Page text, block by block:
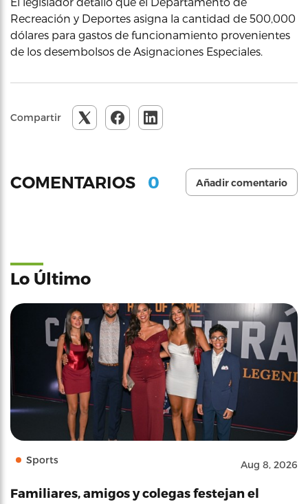
Recreación y Deportes asigna la cantidad de 500,000
dólares para gastos de funcionamiento provenientes
de los desembolsos de Asignaciones Especiales.
Compartir
COMENTARIOS 0 Añadir comentario
Lo Último
Sports Aug 8, 2026
Familiares, amigos y colegas festejan el